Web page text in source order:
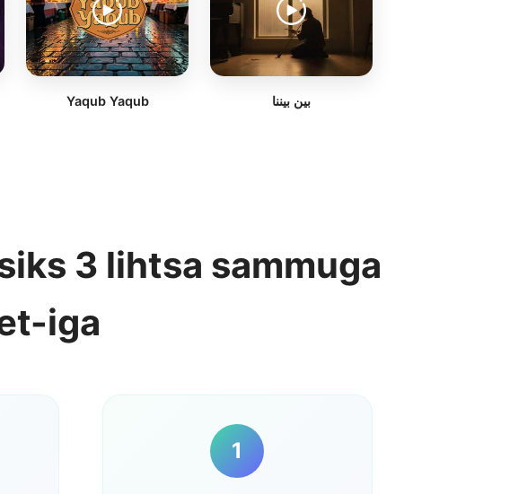
Yaqub Yaqub بين بيننا
3 lihtsa sammuga
iga
1